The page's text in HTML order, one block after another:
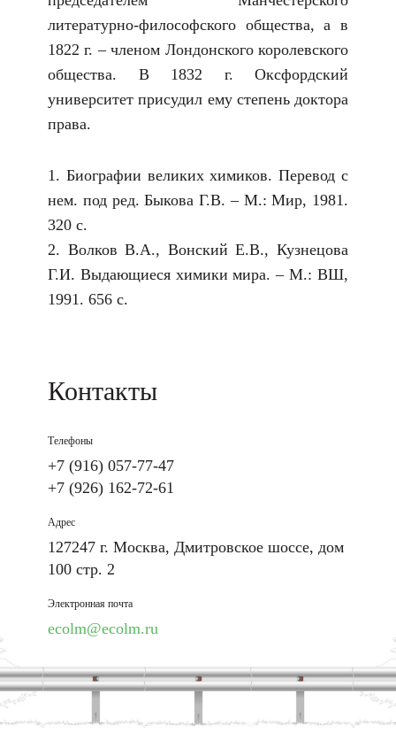
литературно-философского общества, а в
1822 г. – членом Лондонского королевского
общества. В 1832 г. Оксфордский
университет присудил ему степень доктора
права.
1. Биографии великих химиков. Перевод с
нем. под ред. Быкова Г.В. – М.: Мир, 1981.
320 с.
2. Волков В.А., Вонский Е.В., Кузнецова
Г.И. Выдающиеся химики мира. – М.: ВШ,
1991. 656 с.
Контакты
Телефоны
+7 (916) 057-77-47
+7 (926) 162-72-61
Адрес
127247 г. Москва, Дмитровское шоссе, дом
100 стр. 2
Электронная почта
ecolm@ecolm.ru